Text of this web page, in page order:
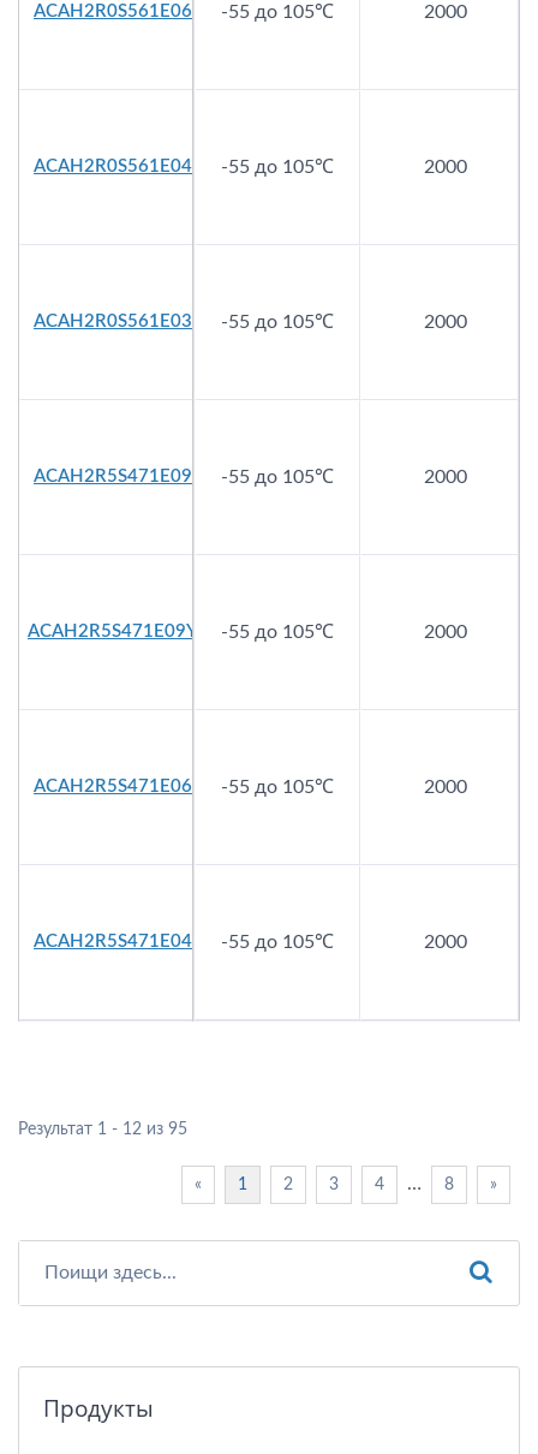
-55 до 105℃ 2000
-55 до 105℃ 2000
-55 до 105℃ 2000
-55 до 105℃ 2000
-55 до 105℃ 2000
-55 до 105℃ 2000
-55 до 105℃ 2000
ACAH2R0S561E06
ACAH2R0S561E04
ACAH2R0S561E03
ACAH2R5S471E09
ACAH2R5S471E09Y
ACAH2R5S471E06
ACAH2R5S471E04
Результат 1 - 12 из 95
« 1 2 3 4 … 8 »
Продукты